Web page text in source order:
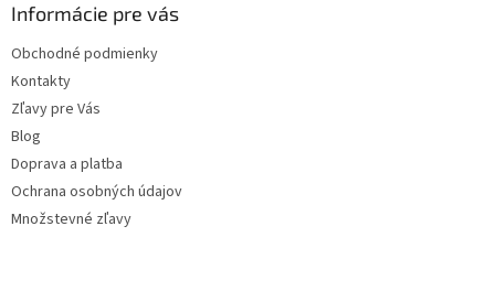
Informácie pre vás
Obchodné podmienky
Kontakty
Zľavy pre Vás
Blog
Doprava a platba
Ochrana osobných údajov
Množstevné zľavy